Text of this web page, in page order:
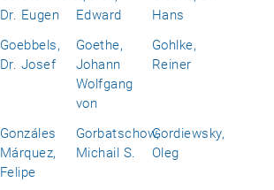
Dr. Eugen
Edward
Hans
Goebbels,
Dr. Josef
Goethe,
Johann
Wolfgang
von
Gohlke,
Reiner
Gonzáles
Márquez,
Felipe
Gorbatschow,
Michail S.
Gordiewsky,
Oleg